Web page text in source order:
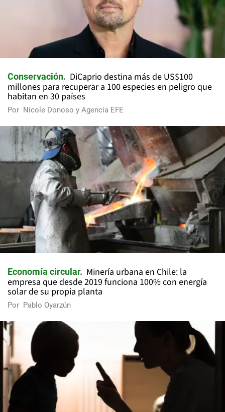
Conservación
DiCaprio destina más de US$100
millones para recuperar a 100 especies en peligro que
habitan en 30 países
Por Nicole Donoso y Agencia EFE
Economía circular
Minería urbana en Chile: la
empresa que desde 2019 funciona 100% con energía
solar de su propia planta
Por Pablo Oyarzún